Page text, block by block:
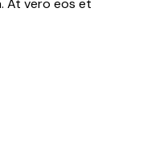
At vero eos et